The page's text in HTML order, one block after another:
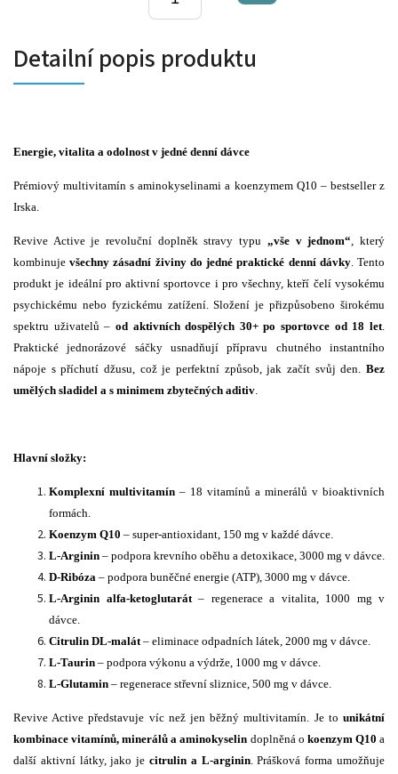
Detailní popis produktu
Energie, vitalita a odolnost v jedné denní dávce
Prémiový multivitamín s aminokyselinami a koenzymem Q10 – bestseller z
Irska.
Revive Active je revoluční doplněk stravy typu „vše v jednom“ , který
kombinujevšechny zásadní živiny do jedné praktické denní dávky. Tento
produkt je ideální pro aktivní sportovce i pro všechny, kteří čelí vysokému
psychickému nebo fyzickému zatížení. Složení je přizpůsobeno širokému
spektru uživatelů – od aktivních dospělých 30+ po sportovce od 18 let
Praktické jednorázové sáčky usnadňují přípravu chutného instantního
nápoje s příchutí džusu, což je perfektní způsob, jak začít svůj den. Bez
umělých sladidel a s minimem zbytečných aditiv
Hlavní složky:
Komplexní multivitamín – 18 vitamínů a minerálů v bioaktivních
formách.
Koenzym Q10 – super-antioxidant, 150 mg v každé dávce.
L-Arginin – podpora krevního oběhu a detoxikace, 3000 mg v dávce.
D-Ribóza – podpora buněčné energie (ATP), 3000 mg v dávce.
L-Arginin alfa-ketoglutarát– regenerace a vitalita, 1000 mg v
dávce.
Citrulin DL-malát – eliminace odpadních látek, 2000 mg v dávce.
L-Taurin – podpora výkonu a výdrže, 1000 mg v dávce.
L-Glutamin – regenerace střevní sliznice, 500 mg v dávce.
Revive Active představuje víc než jen běžný multivitamín. Je to unikátní
kombinace vitamínů, minerálů a aminokyselin doplněná o koenzym Q10 a
další aktivní látky, jako je citrulin a L-arginin. Prášková forma umožňuje